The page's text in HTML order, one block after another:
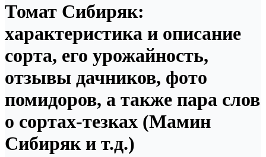
Томат Сибиряк:
характеристика и описание
сорта, его урожайность,
отзывы дачников, фото
помидоров, а также пара слов
о сортах-тезках (Мамин
Сибиряк и т.д.)